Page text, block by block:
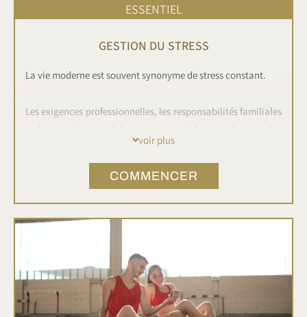
ESSENTIEL
GESTION DU STRESS
La vie moderne est souvent synonyme de stress constant.
Les exigences professionnelles, les responsabilités familiales
et les pressions sociales peuvent rapidement s'accumuler,
entraînant une détérioration de notre bien-être physique et
Cependant, il est possible d'apprendre à gérer le stress de
manière efficace et de retrouver un équilibre dans notre vie.
voir plus
COMMENCER